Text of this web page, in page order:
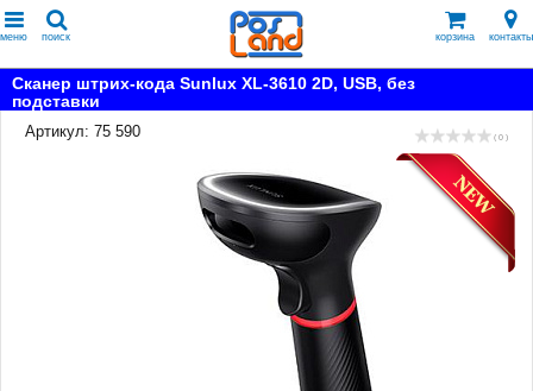
меню поиск корзина контакты
Сканер штрих-кода Sunlux XL-3610 2D, USB, без
подставки
Артикул: 75 590
( 0 )